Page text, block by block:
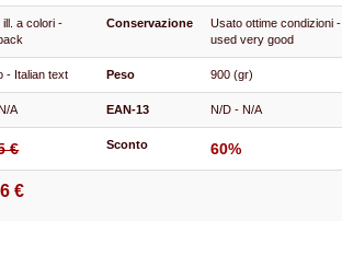
a colori -
Conservazione
Usato ottime condizioni -
used very good
- Italian text Peso 900 (gr)
A EAN-13 N/D - N/A
€ Sconto 60%
€